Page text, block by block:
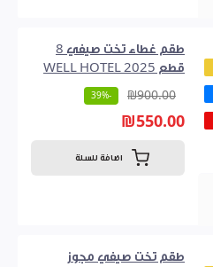
طقم غطاء تخت صيفي 8
قطع WELL HOTEL 2025
₪900.00
-39%
₪550.00
اضافة للسلة
طقم تخت صيفي مجوز